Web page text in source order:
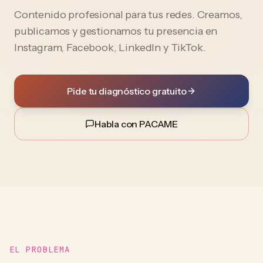
Contenido profesional para tus redes. Creamos,
publicamos y gestionamos tu presencia en
Instagram, Facebook, LinkedIn y TikTok.
Pide tu diagnóstico gratuito
Habla con PACAME
EL PROBLEMA